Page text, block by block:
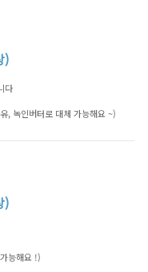
)
다
, 녹인버터로 대체 가능해요 ~)
)
능해요 !)